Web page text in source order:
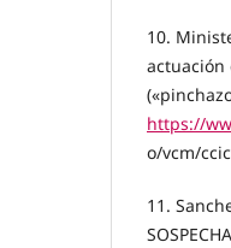
10.
actuación
https://
o/vcm/
11.